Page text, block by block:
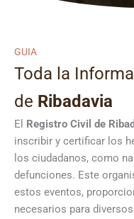
GUIA
Toda la
de Ribadavia
El Registro Civil de
inscribir y certificar los
los ciudadanos, como
defunciones. Este
estos eventos,
necesarios para